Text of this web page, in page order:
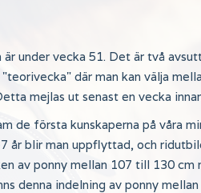
under vecka 51. Det är två
där man kan välja
mejlas ut senast en vecka
de första kunskaperna på våra
år blir man uppflyttad, och
av ponny mellan 107 till 130 cm
denna indelning av ponny